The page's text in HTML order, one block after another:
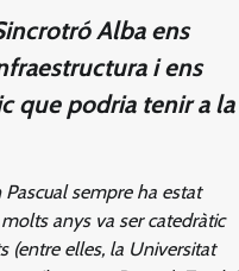
Alba ens
i ens
que podria tenir a la
sempre ha estat
anys va ser catedràtic
(entre elles, la Universitat